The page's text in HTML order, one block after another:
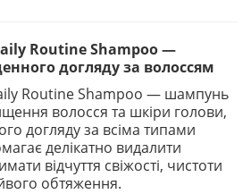
Routine Shampoo —
догляду за волоссям
Routine Shampoo — шампунь
волосся та шкіри голови,
догляду за всіма типами
делікатно видалити
відчуття свіжості, чистоти
обтяження.